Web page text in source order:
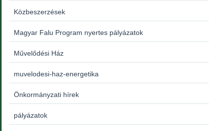
Közbeszerzések
Magyar Falu Program nyertes pályázatok
Művelődési Ház
muvelodesi-haz-energetika
Önkormányzati hírek
pályázatok